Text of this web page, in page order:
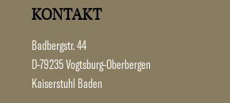
KONTAKT
Badbergstr. 44
D-79235 Vogtsburg-Oberbergen
Kaiserstuhl Baden